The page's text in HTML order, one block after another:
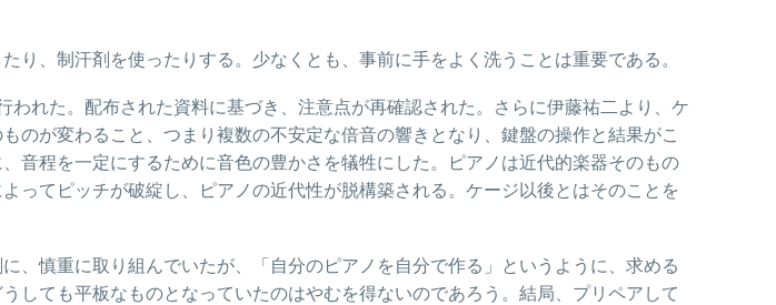
、制汗剤を使ったりする。少なくとも、事前に手をよく洗うことは重要である。
れた。配布された資料に基づき、注意点が再確認された。さらに伊藤祐二より、ケ
のが変わること、つまり複数の不安定な倍音の響きとなり、鍵盤の操作と結果がこ
音程を一定にするために音色の豊かさを犠牲にした。ピアノは近代的楽器そのもの
ってピッチが破綻し、ピアノの近代性が脱構築される。ケージ以後とはそのことを
、慎重に取り組んでいたが、「自分のピアノを自分で作る」というように、求める
しても平板なものとなっていたのはやむを得ないのであろう。結局、プリペアして